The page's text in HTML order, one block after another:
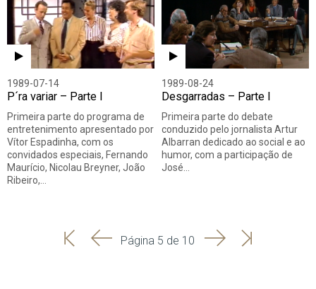
1989-07-14
P´ra variar – Parte I
Primeira parte do programa de
entretenimento apresentado por
Vítor Espadinha, com os
convidados especiais, Fernando
Maurício, Nicolau Breyner, João
Ribeiro,…
1989-08-24
Desgarradas – Parte I
Primeira parte do debate
conduzido pelo jornalista Artur
Albarran dedicado ao social e ao
humor, com a participação de
José…
'
'
Página 5 de 10 SeguinteÚltima